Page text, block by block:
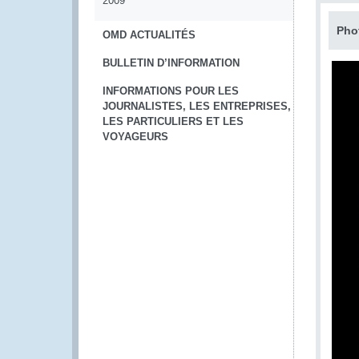
OMD ACTUALITÉS
BULLETIN D’INFORMATION
INFORMATIONS POUR LES
JOURNALISTES, LES ENTREPRISES,
LES PARTICULIERS ET LES
VOYAGEURS